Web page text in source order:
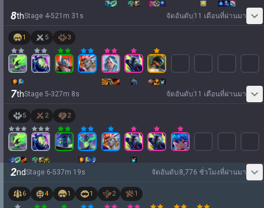
8thStage 4-521 m 31 s จัดอันดับ 11 เดือนที่ผ่านมา
1 5 3
7thStage 5-327m 8s จัดอันดับ 11 เดือนที่ผ่านมา
5 2 2
2ndStage 6-537m 19s จัดอันดับ 8,776 ชั่วโมงที่ผ่านมา
6 4 1 1 2 1